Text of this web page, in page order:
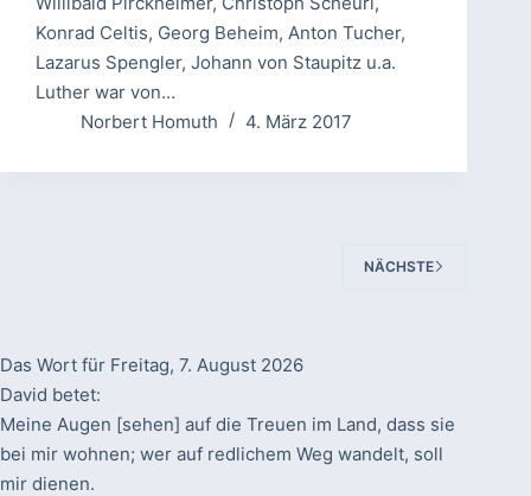
Konrad Celtis, Georg Beheim, Anton Tucher,
Lazarus Spengler, Johann von Staupitz u.a.
Luther war von…
Norbert Homuth
4. März 2017
NÄCHSTE
Das Wort für Freitag, 7. August 2026
David betet:
Meine Augen [sehen] auf die Treuen im Land, dass sie
bei mir wohnen; wer auf redlichem Weg wandelt, soll
mir dienen.